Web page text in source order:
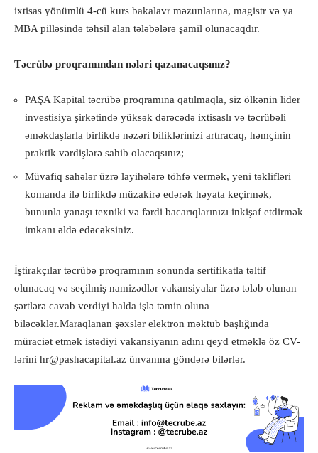
ixtisas yönümlü 4-cü kurs bakalavr məzunlarına, magistr və ya
MBA pilləsində təhsil alan tələbələrə şamil olunacaqdır.
Təcrübə proqramından nələri qazanacaqsınız?
PAŞA Kapital təcrübə proqramına qatılmaqla, siz ölkənin lider
investisiya şirkətində yüksək dərəcədə ixtisaslı və təcrübəli
əməkdaşlarla birlikdə nəzəri biliklərinizi artıracaq, həmçinin
praktik vərdişlərə sahib olacaqsınız;
Müvafiq sahələr üzrə layihələrə töhfə vermək, yeni təklifləri
komanda ilə birlikdə müzakirə edərək həyata keçirmək,
bununla yanaşı texniki və fərdi bacarıqlarınızı inkişaf etdirmək
imkanı əldə edəcəksiniz.
İştirakçılar təcrübə proqramının sonunda sertifikatla təltif
olunacaq və seçilmiş namizədlər vakansiyalar üzrə tələb olunan
şərtlərə cavab verdiyi halda işlə təmin oluna
biləcəklər.Maraqlanan şəxslər elektron məktub başlığında
müraciət etmək istədiyi vakansiyanın adını qeyd etməklə öz CV-
lərini hr@pashacapital.az ünvanına göndərə bilərlər.